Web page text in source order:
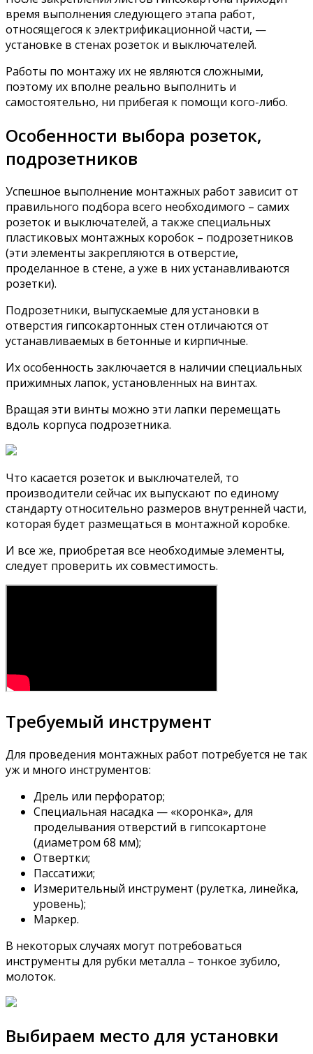
время выполнения следующего этапа работ,
относящегося к электрификационной части, —
установке в стенах розеток и выключателей.
Работы по монтажу их не являются сложными,
поэтому их вполне реально выполнить и
самостоятельно, ни прибегая к помощи кого-либо.
Особенности выбора розеток,
подрозетников
Успешное выполнение монтажных работ зависит от
правильного подбора всего необходимого – самих
розеток и выключателей, а также специальных
пластиковых монтажных коробок – подрозетников
(эти элементы закрепляются в отверстие,
проделанное в стене, а уже в них устанавливаются
розетки).
Подрозетники, выпускаемые для установки в
отверстия гипсокартонных стен отличаются от
устанавливаемых в бетонные и кирпичные.
Их особенность заключается в наличии специальных
прижимных лапок, установленных на винтах.
Вращая эти винты можно эти лапки перемещать
вдоль корпуса подрозетника.
Что касается розеток и выключателей, то
производители сейчас их выпускают по единому
стандарту относительно размеров внутренней части,
которая будет размещаться в монтажной коробке.
И все же, приобретая все необходимые элементы,
следует проверить их совместимость.
Требуемый инструмент
Для проведения монтажных работ потребуется не так
уж и много инструментов:
Дрель или перфоратор;
Специальная насадка — «коронка», для
проделывания отверстий в гипсокартоне
(диаметром 68 мм);
Отвертки;
Пассатижи;
Измерительный инструмент (рулетка, линейка,
уровень);
Маркер.
В некоторых случаях могут потребоваться
инструменты для рубки металла – тонкое зубило,
молоток.
Выбираем место для установки